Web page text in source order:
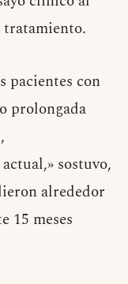
pacientes con
prolongada
sostuvo,
alrededor
15 meses